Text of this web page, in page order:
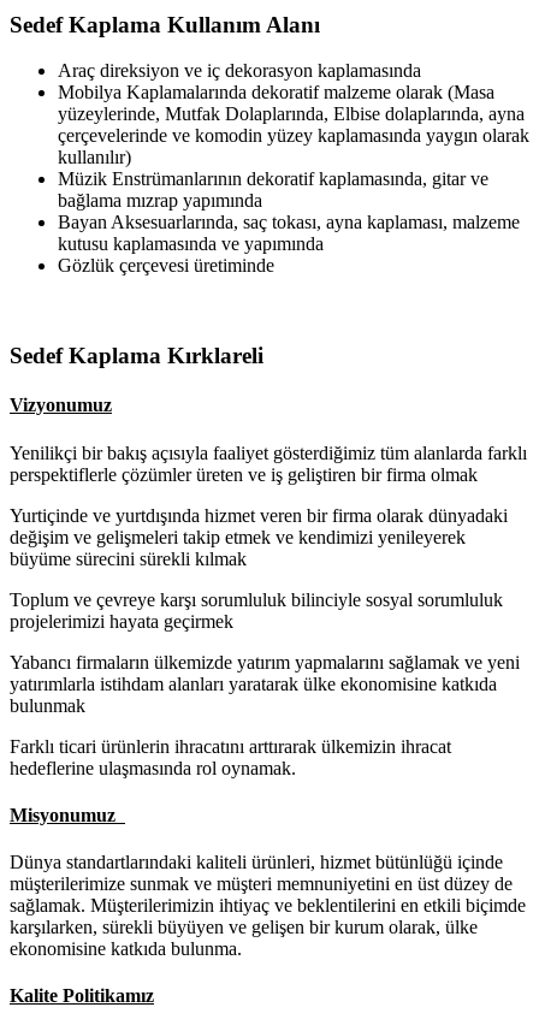
Sedef Kaplama Kullanım Alanı
Araç direksiyon ve iç dekorasyon kaplamasında
Mobilya Kaplamalarında dekoratif malzeme olarak (Masa
yüzeylerinde, Mutfak Dolaplarında, Elbise dolaplarında, ayna
çerçevelerinde ve komodin yüzey kaplamasında yaygın olarak
kullanılır)
Müzik Enstrümanlarının dekoratif kaplamasında, gitar ve
bağlama mızrap yapımında
Bayan Aksesuarlarında, saç tokası, ayna kaplaması, malzeme
kutusu kaplamasında ve yapımında
Gözlük çerçevesi üretiminde
Sedef Kaplama Kırklareli
Vizyonumuz
Yenilikçi bir bakış açısıyla faaliyet gösterdiğimiz tüm alanlarda farklı
perspektiflerle çözümler üreten ve iş geliştiren bir firma olmak
Yurtiçinde ve yurtdışında hizmet veren bir firma olarak dünyadaki
değişim ve gelişmeleri takip etmek ve kendimizi yenileyerek
büyüme sürecini sürekli kılmak
Toplum ve çevreye karşı sorumluluk bilinciyle sosyal sorumluluk
projelerimizi hayata geçirmek
Yabancı firmaların ülkemizde yatırım yapmalarını sağlamak ve yeni
yatırımlarla istihdam alanları yaratarak ülke ekonomisine katkıda
bulunmak
Farklı ticari ürünlerin ihracatını arttırarak ülkemizin ihracat
hedeflerine ulaşmasında rol oynamak.
Misyonumuz
Dünya standartlarındaki kaliteli ürünleri, hizmet bütünlüğü içinde
müşterilerimize sunmak ve müşteri memnuniyetini en üst düzey de
sağlamak. Müşterilerimizin ihtiyaç ve beklentilerini en etkili biçimde
karşılarken, sürekli büyüyen ve gelişen bir kurum olarak, ülke
ekonomisine katkıda bulunma.
Kalite Politikamız